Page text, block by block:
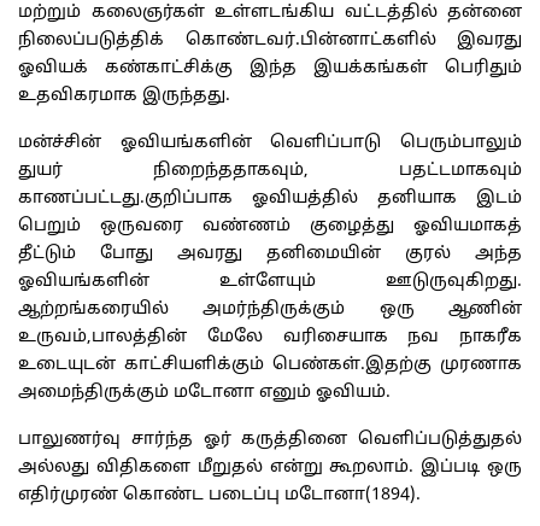
மற்றும் கலைஞர்கள் உள்ளடங்கிய வட்டத்தில் தன்னை
நிலைப்படுத்திக் கொண்டவர்.பின்னாட்களில் இவரது
ஓவியக் கண்காட்சிக்கு இந்த இயக்கங்கள் பெரிதும்
உதவிகரமாக இருந்தது.
மன்ச்சின் ஓவியங்களின் வெளிப்பாடு பெரும்பாலும்
துயர் நிறைந்ததாகவும், பதட்டமாகவும்
காணப்பட்டது.குறிப்பாக ஓவியத்தில் தனியாக இடம்
பெறும் ஒருவரை வண்ணம் குழைத்து ஓவியமாகத்
தீட்டும் போது அவரது தனிமையின் குரல் அந்த
ஓவியங்களின் உள்ளேயும் ஊடுருவுகிறது.
ஆற்றங்கரையில் அமர்ந்திருக்கும் ஒரு ஆணின்
உருவம்,பாலத்தின் மேலே வரிசையாக நவ நாகரீக
உடையுடன் காட்சியளிக்கும் பெண்கள்.இதற்கு முரணாக
அமைந்திருக்கும் மடோனா எனும் ஓவியம்.
பாலுணர்வு சார்ந்த ஓர் கருத்தினை வெளிப்படுத்துதல்
அல்லது விதிகளை மீறுதல் என்று கூறலாம். இப்படி ஒரு
எதிர்முரண் கொண்ட படைப்பு மடோனா(1894).